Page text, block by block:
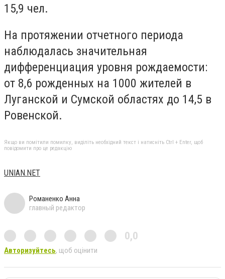
15,9 чел.
На протяжении отчетного периода
наблюдалась значительная
дифференциация уровня рождаемости:
от 8,6 рожденных на 1000 жителей в
Луганской и Сумской областях до 14,5 в
Ровенской.
Якщо ви помітили помилку, виділіть необхідний текст і натисніть Ctrl + Enter, щоб
повідомити про це редакцію
UNIAN.NET
Романенко Анна
главный редактор
0,0
Авторизуйтесь, щоб оцінити